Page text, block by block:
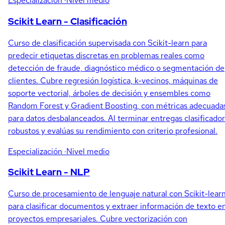
Scikit Learn - Clasificación
Curso de clasificación supervisada con Scikit-learn para
predecir etiquetas discretas en problemas reales como
detección de fraude, diagnóstico médico o segmentación de
clientes. Cubre regresión logística, k-vecinos, máquinas de
soporte vectorial, árboles de decisión y ensembles como
Random Forest y Gradient Boosting, con métricas
para datos desbalanceados. Al terminar entregas
robustos y evalúas su rendimiento con criterio profesional.
Especialización ·Nivel medio
Scikit Learn - NLP
Curso de procesamiento de lenguaje natural con Scikit-
para clasificar documentos y extraer información de texto
proyectos empresariales. Cubre vectorización con